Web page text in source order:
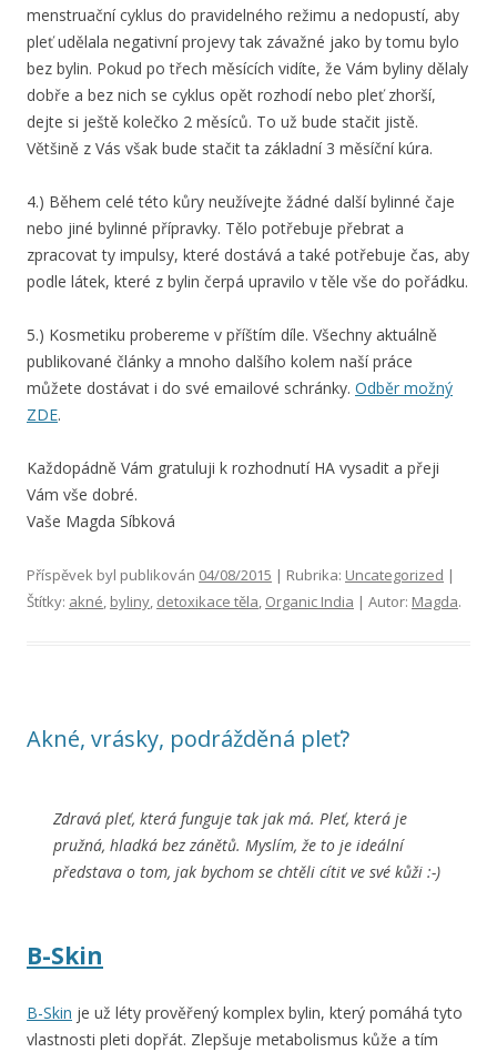
menstruační cyklus do pravidelného režimu a nedopustí, aby
pleť udělala negativní projevy tak závažné jako by tomu bylo
bez bylin. Pokud po třech měsících vidíte, že Vám byliny dělaly
dobře a bez nich se cyklus opět rozhodí nebo pleť zhorší,
dejte si ještě kolečko 2 měsíců. To už bude stačit jistě.
Většině z Vás však bude stačit ta základní 3 měsíční kúra.
4.) Během celé této kůry neužívejte žádné další bylinné čaje
nebo jiné bylinné přípravky. Tělo potřebuje přebrat a
zpracovat ty impulsy, které dostává a také potřebuje čas, aby
podle látek, které z bylin čerpá upravilo v těle vše do pořádku.
5.) Kosmetiku probereme v příštím díle. Všechny aktuálně
publikované články a mnoho dalšího kolem naší práce
můžete dostávat i do své emailové schránky. Odběr možný
ZDE.
Každopádně Vám gratuluji k rozhodnutí HA vysadit a přeji
Vám vše dobré.
Vaše Magda Síbková
Příspěvek byl publikován 04/08/2015 | Rubrika: Uncategorized |
Štítky: akné, byliny, detoxikace těla, Organic India | Autor: Magda.
Akné, vrásky, podrážděná pleť?
Zdravá pleť, která funguje tak jak má. Pleť, která je
pružná, hladká bez zánětů. Myslím, že to je ideální
představa o tom, jak bychom se chtěli cítit ve své kůži :-)
B-Skin
B-Skin je už léty prověřený komplex bylin, který pomáhá tyto
vlastnosti pleti dopřát. Zlepšuje metabolismus kůže a tím